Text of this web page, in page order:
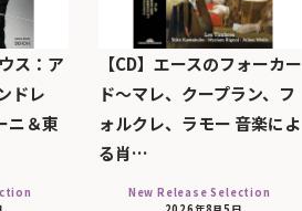
ス：ア
ドレ
ニ＆東
【CD】エースのフォーカー
ド～マレ、クープラン、フ
ォルクレ、ラモー 音楽によ
る肖…
New Release Selection